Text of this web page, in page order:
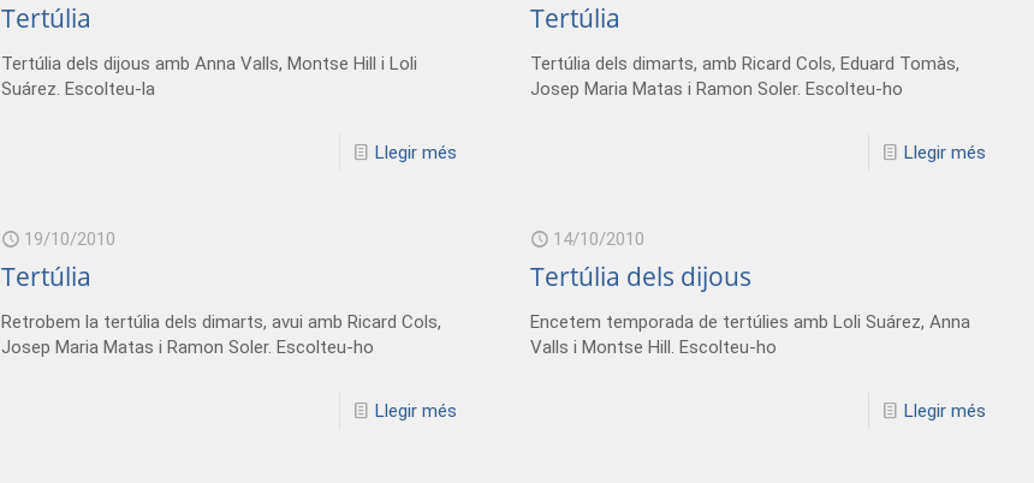
Tertúlia
Tertúlia dels dijous amb Anna Valls, Montse Hill i Loli
Suárez. Escolteu-la
Llegir més
Tertúlia
Tertúlia dels dimarts, amb Ricard Cols, Eduard Tomàs,
Josep Maria Matas i Ramon Soler. Escolteu-ho
Llegir més
19/10/2010
Tertúlia
Retrobem la tertúlia dels dimarts, avui amb Ricard Cols,
Josep Maria Matas i Ramon Soler. Escolteu-ho
Llegir més
14/10/2010
Tertúlia dels dijous
Encetem temporada de tertúlies amb Loli Suárez, Anna
Valls i Montse Hill. Escolteu-ho
Llegir més